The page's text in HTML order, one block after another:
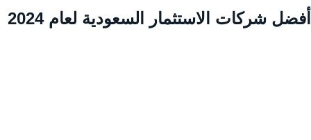
شركات الاستثمار السعودية لعام 2024